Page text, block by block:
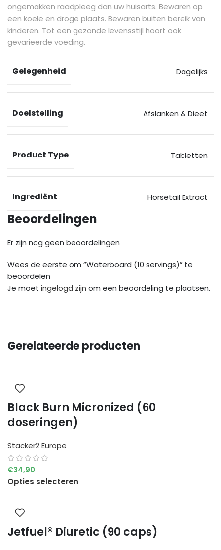
ongemakken raadpleeg dan uw huisarts. Bewaren op
een koele en droge plaats. Bewaren buiten bereik van
kinderen. Tot een gezonde levensstijl hoort ook
gevarieerde voeding.
Gelegenheid Dagelijks
Doelstelling Afslanken & Dieet
Product Type Tabletten
Ingrediënt Horsetail Extract
Beoordelingen
Er zijn nog geen beoordelingen
Wees de eerste om “Waterboard (10 servings)” te
beoordelen
Je moet ingelogd zijn om een beoordeling te plaatsen.
Gerelateerde producten
Black Burn Micronized (60
doseringen)
Stacker2 Europe
€34,90
Opties selecteren
Jetfuel® Diuretic (90 caps)